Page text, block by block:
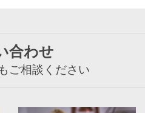
合わせ
ご相談ください